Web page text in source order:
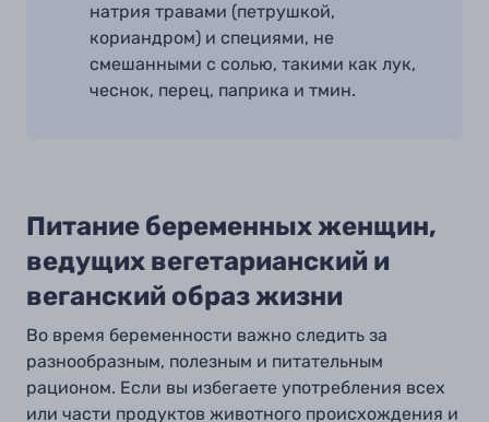
натрия травами (петрушкой,
кориандром) и специями, не
смешанными с солью, такими как лук,
чеснок, перец, паприка и тмин.
Питание беременных женщин,
ведущих вегетарианский и
веганский образ жизни
Во время беременности важно следить за
разнообразным, полезным и питательным
рационом. Если вы избегаете употребления всех
или части продуктов животного происхождения и